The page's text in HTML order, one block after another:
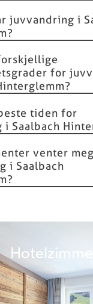
juvvandring i
for
tiden for
Saalbach
venter
i Saalbach
Hotelzimmer